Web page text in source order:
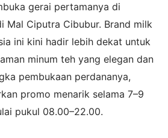
gerai pertamanya di
Mal Ciputra Cibubur. Brand milk
ini kini hadir lebih dekat untuk
minum teh yang elegan dan
pembukaan perdananya,
promo menarik selama 7–9
pukul 08.00–22.00.